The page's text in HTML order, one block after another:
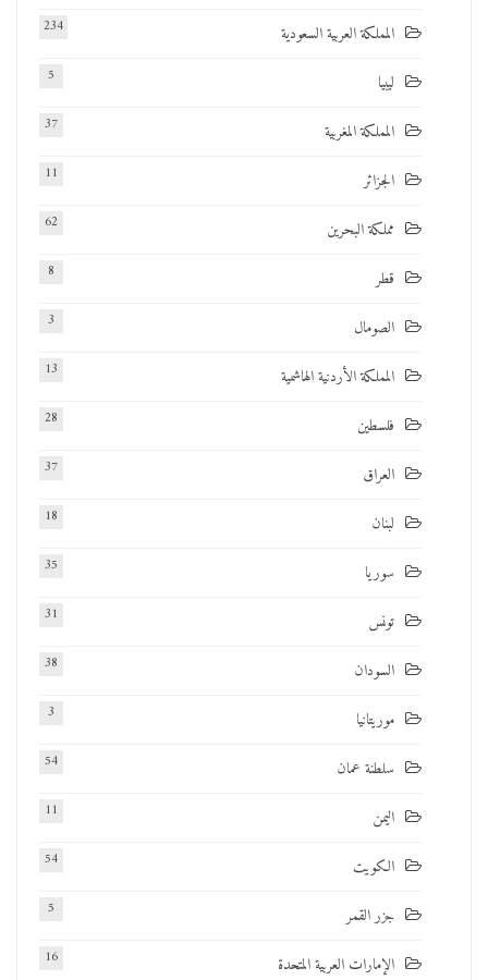
المملكة العربية السعودية 234
ليبيا 5
المملكة المغربية 37
الجزائر 11
مملكة البحرين 62
قطر 8
الصومال 3
المملكة الأردنية الهاشمية 13
فلسطين 28
العراق 37
لبنان 18
سوريا 35
تونس 31
السودان 38
موريتانيا 3
سلطنة عمان 54
اليمن 11
الكويت 54
جزر القمر 5
الإمارات العربية المتحدة 16